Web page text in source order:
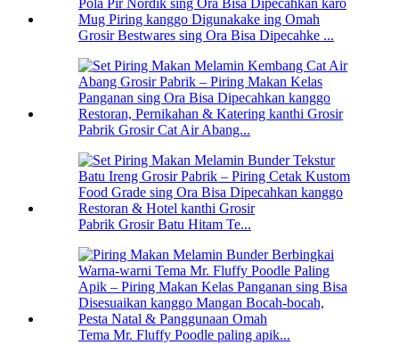
Grosir Bestwares sing Ora Bisa Dipecahke ...
Pabrik Grosir Cat Air Abang...
Pabrik Grosir Batu Hitam Te...
Tema Mr. Fluffy Poodle paling apik...